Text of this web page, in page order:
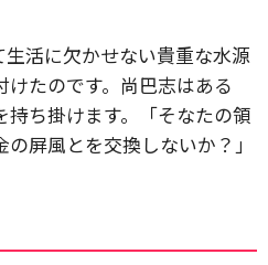
活に欠かせない貴重な水源
たのです。尚巴志はある
ち掛けます。「そなたの領
屏風とを交換しないか？」